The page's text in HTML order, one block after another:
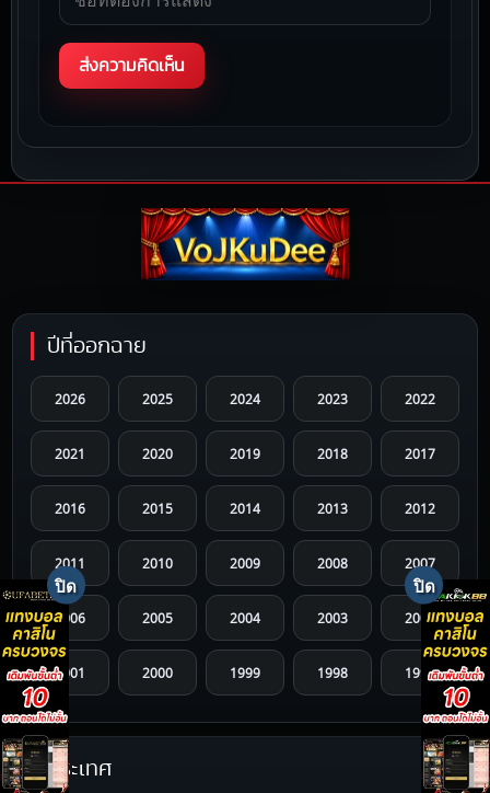
ปีที่ออกฉาย
2026 2025 2024 2023 2022
2021 2020 2019 2018 2017
2016 2015 2014 2013 2012
2011 2010 2009 2008 2007
2006 2005 2004 2003 2002
2001 2000 1999 1998 1997
1996 1995 1994 1993 1992
1991 1987
ประเทศ